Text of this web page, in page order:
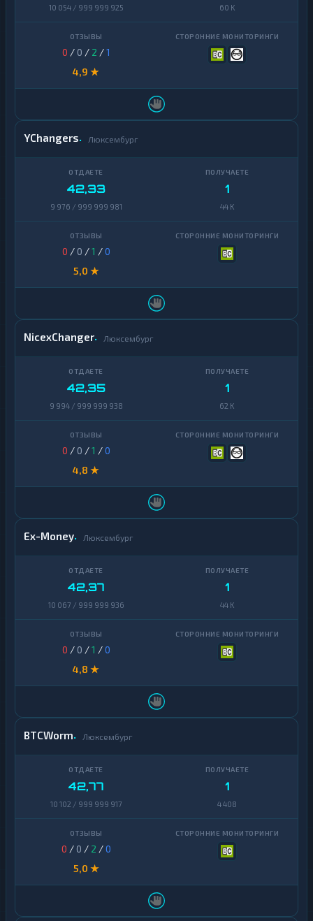
10 054 / 999 999 925 60 K
0 / 0 / 2 /1
4,9 ★
YChangers Люксембург
42,33
9 976 / 999 999 981
1
44 K
0 / 0 /1 /0
5,0 ★
NicexChanger Люксембург
42,35
9 994 / 999 999 938
1
62 K
0 / 0 /1 /0
4,8 ★
Ex-Money Люксембург
42,37
10 067 / 999 999 936
1
44 K
0 / 0 /1 /0
4,8 ★
BTCWorm Люксембург
42,77
10 102 / 999 999 917
1
4 408
0 / 0 / 2 /0
5,0 ★